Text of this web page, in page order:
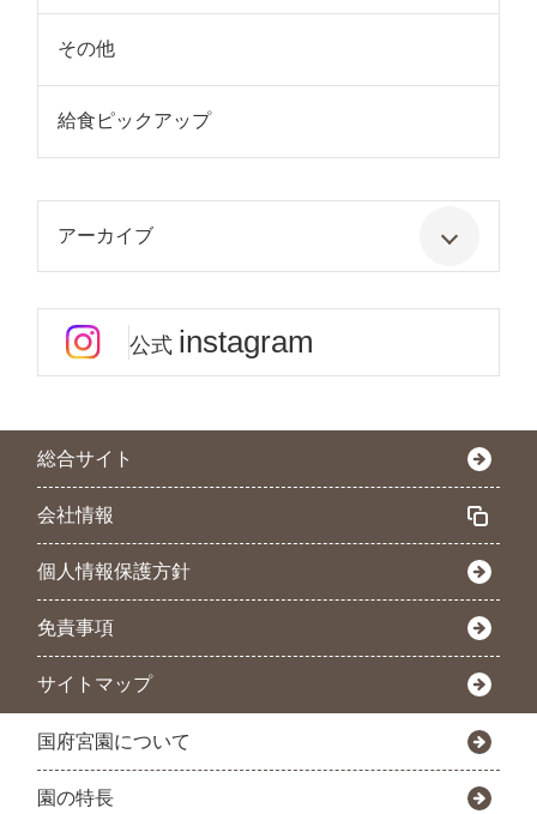
その他
給食ピックアップ
アーカイブ
公式 instagram
総合サイト
会社情報
個人情報保護方針
免責事項
サイトマップ
国府宮園について
園の特長